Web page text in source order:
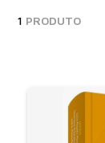
1 PRODUTO